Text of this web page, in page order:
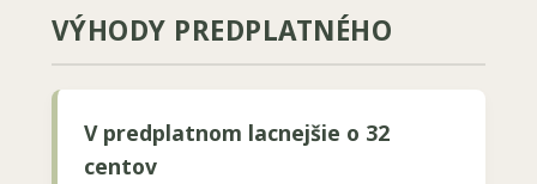
VÝHODY PREDPLATNÉHO
V predplatnom lacnejšie o 32
centov